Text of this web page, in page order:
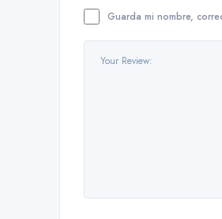
Guarda mi nombre,